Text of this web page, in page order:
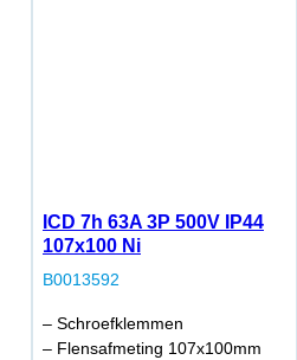
ICD 7h 63A 3P 500V IP44
107x100 Ni
B0013592
– Schroefklemmen
– Flensafmeting 107x100mm